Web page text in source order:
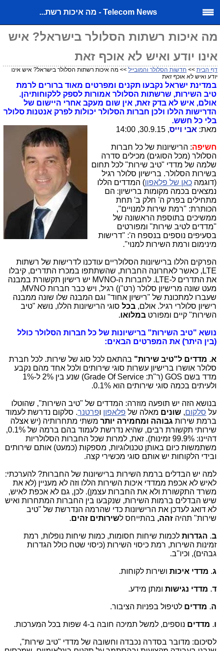
Telecom News - מה איכות רשת...
מה איכות רשתות הסלולר בישראל? איש
אינו יודע ואיש לא אוכף זאת
דף הבית >> חדשות הסלולר והמובייל >> מה איכות רשתות הסלולר בישראל? איש אינו
יודע ואיש לא אוכף זאת
במדינת ישראל נקבעו תקנים ומפרטים מאוד ברורים לרמת
טיב השירות, שרשתות הסלולר אמורות לספק ללקוחותיהן.
אולם, איש לא בדק זאת, אין שום מעקב אחרי היישום של
הדרישות הללו ולכן חברות הסלולר יכולות לפרק אנטנות סלולר
בלי כל חשש.
מאת: אבי וייס, 30.9.15, 14:00
חשיפה: הרישיונות של כל חברות
הסלולר (מכל הסוגים) מכילים סדרה
שלמה של מדדי "טיב שירות" לכל תחום
בשירות הסלולר. ברישיון סלולר רגיל
(דוגמה כאן של פלאפון) המדדים הללו
נמצאים בכמה מקומות ברישיון: הם
מתחילים בפרק ה' חלק ב' תחת
הכותרת: "רמת שירות למנויים",
ממשיכים בתוספת הראשונה של
"מדדים לטיב שירות" ומפורטים
בסעיפים נוספים בנספח ה': "דרישות
מינימום ורמת השירות למנוי".
הפרקים הללו ברישיונות הסלולריים עודכנו לדרישות של רשתות
LTE, כאשר לאחרונה החברות, שהשתתפו במכרז התדרים, קיבלו
את התדרים ל-LTE. לחברות ה-MVNO יש רישיון תקשורת במבנה
מעט שונה מרישיון סלולר (רט"ן) רגיל, ויש כבר חברות MVNO,
שעברו למתכונת של "רישיון אחוד" וגם המבנה שלו שונה ממבנה
רישיון סלולרי רגיל. אולם, בכל סוגי הרישיונות הללו, נושא "טיב
השירות" קיים ומפורט במלואו.
נושא "טיב השירות" ברישיונות של כל חברות הסלולר כולל
(בין היתר) את המפרטים הבאים:
א. מדדים ל"טיב שירות" בהתאם לכל סוג של שירות. לכל חברת
סלולר אושרו ברישיון עשרות סוגי שירותים ולכל אחד מהם נקבע
מדד בשם GOS (ר"ת: Grade Of Service) שנע בין 2% ל-1%
ולעיתים בכמה סוגי שירותים הוא 0.1%.
בנושא הזה יש תופעה מוזרה: המדדים של "טיב השירות", שהוטלו
על סלקום, שונים מאלה של פלאפון ופרטנר. סלקום נדרשת לעמוד
ברמת שירות גבוהה ומחמירה יותר משתי מתחרותיה (יש אצלה
שירותי תקשורת רבים, שהיא נדרשת לעמוד בהם ברמה של 0.1%,
דהיינו: 99.9% זמינות). זאת, למרות שכל החברות הסלולריות
משתמשות כיום באותן טכנולוגיות, מספקות (כמעט) אותם שירותים
ובידי הלקוחות יש אותם סוגי מכשירי קצה.
למה יש הבדלים ברמת השירות ברישיונות של החברות? להערכתי:
לאיש לא אכפת ממדדי איכות השירות הללו וזה לא מעניין (לא את
משרד התקשורת ולא את החברות עצמן). לכן, גם לא אכפת לאיש,
שיש הבדלים ברמות השירות, שנקבעו בין החברות המתחרות ואיש
לא דואג לעדכן את הרישיונות כדי שהרמה הנדרשת של "טיב
שירות" תהיה זהה, בהתייחס לשירותים זהים.
ב. הגדרות לכמות שיחות חסומות, כמות שיחות נופלות, רמת
זמינות השירות, רמת כיסוי השירות (כיסוי שטח כולל הגדרות
גבהים), וכיו"ב.
ג. מדדי איכות ושירות לקוחות.
ד. מדדי נגישות ומתן מידע.
ה. מדדים לטיפול בפניות הציבור.
ו. מדדים נוספים, למשל תמיכה חובה ב-4 שפות בכל המערכות.
לסיכום: מדובר בסדרה נכבדה וחשובה של מדדי "טיב שירות",